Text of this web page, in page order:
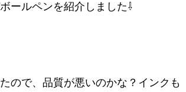
ールペンを紹介しました⇩
ので、品質が悪いのかな？インクも